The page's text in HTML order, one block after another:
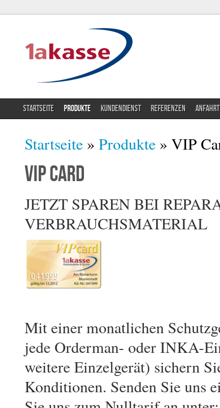
STARTSEITE PRODUKTE KUNDENDIENST REFERENZEN ANFAHRT
Sie sind hier
Startseite » Produkte » VIP
VIP Card
JETZT SPAREN BEI
VERBRAUCHSMATERIAL
Mit einer monatlichen
jede Orderman- oder INKA-
weitere Einzelgerät) sichern
Konditionen. Senden Sie uns